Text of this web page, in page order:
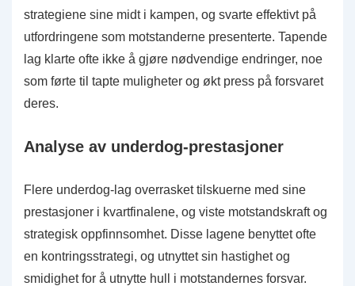
strategiene sine midt i kampen, og svarte effektivt på
utfordringene som motstanderne presenterte. Tapende
lag klarte ofte ikke å gjøre nødvendige endringer, noe
som førte til tapte muligheter og økt press på forsvaret
deres.
Analyse av underdog-prestasjoner
Flere underdog-lag overrasket tilskuerne med sine
prestasjoner i kvartfinalene, og viste motstandskraft og
strategisk oppfinnsomhet. Disse lagene benyttet ofte
en kontringsstrategi, og utnyttet sin hastighet og
smidighet for å utnytte hull i motstandernes forsvar.